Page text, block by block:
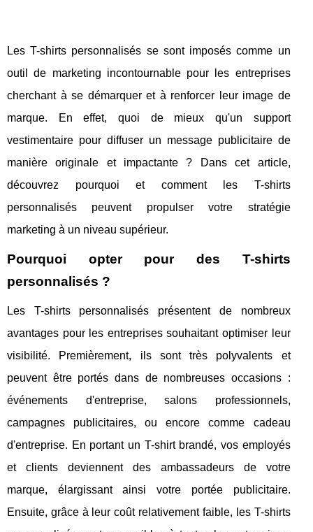
Les T-shirts personnalisés se sont imposés comme un
outil de marketing incontournable pour les entreprises
cherchant à se démarquer et à renforcer leur image de
marque. En effet, quoi de mieux qu'un support
vestimentaire pour diffuser un message publicitaire de
manière originale et impactante ? Dans cet article,
découvrez pourquoi et comment les T-shirts
personnalisés peuvent propulser votre stratégie
marketing à un niveau supérieur.
Pourquoi opter pour des T-shirts
personnalisés ?
Les T-shirts personnalisés présentent de nombreux
avantages pour les entreprises souhaitant optimiser leur
visibilité. Premièrement, ils sont très polyvalents et
peuvent être portés dans de nombreuses occasions :
événements d'entreprise, salons professionnels,
campagnes publicitaires, ou encore comme cadeau
d'entreprise. En portant un T-shirt brandé, vos employés
et clients deviennent des ambassadeurs de votre
marque, élargissant ainsi votre portée publicitaire.
Ensuite, grâce à leur coût relativement faible, les T-shirts